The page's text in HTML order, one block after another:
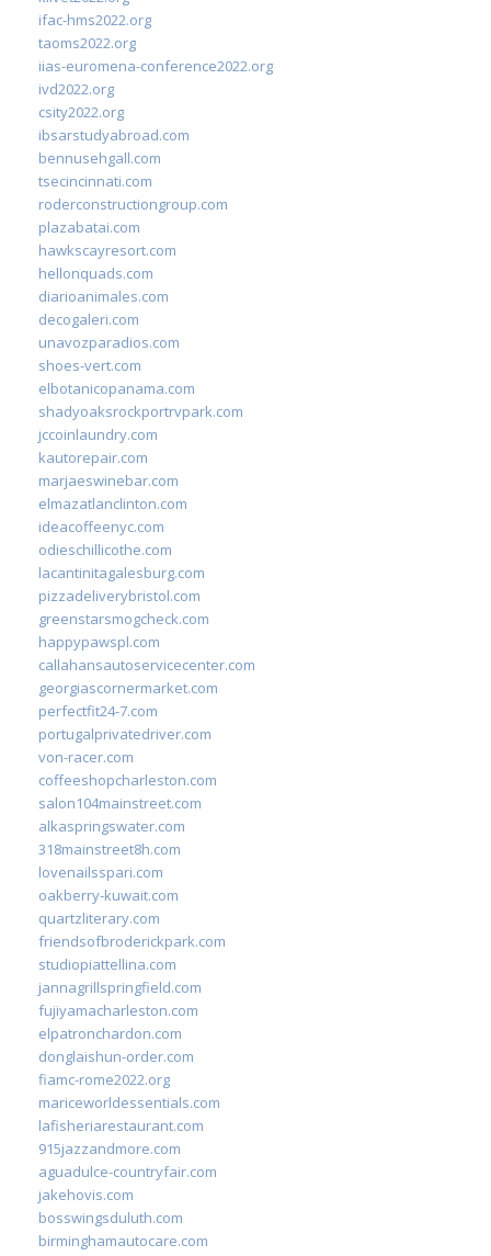
ifac-hms2022.org
taoms2022.org
iias-euromena-conference2022.org
ivd2022.org
csity2022.org
ibsarstudyabroad.com
bennusehgall.com
tsecincinnati.com
roderconstructiongroup.com
plazabatai.com
hawkscayresort.com
hellonquads.com
diarioanimales.com
decogaleri.com
unavozparadios.com
shoes-vert.com
elbotanicopanama.com
shadyoaksrockportrvpark.com
jccoinlaundry.com
kautorepair.com
marjaeswinebar.com
elmazatlanclinton.com
ideacoffeenyc.com
odieschillicothe.com
lacantinitagalesburg.com
pizzadeliverybristol.com
greenstarsmogcheck.com
happypawspl.com
callahansautoservicecenter.com
georgiascornermarket.com
perfectfit24-7.com
portugalprivatedriver.com
von-racer.com
coffeeshopcharleston.com
salon104mainstreet.com
alkaspringswater.com
318mainstreet8h.com
lovenailsspari.com
oakberry-kuwait.com
quartzliterary.com
friendsofbroderickpark.com
studiopiattellina.com
jannagrillspringfield.com
fujiyamacharleston.com
elpatronchardon.com
donglaishun-order.com
fiamc-rome2022.org
mariceworldessentials.com
lafisheriarestaurant.com
915jazzandmore.com
aguadulce-countryfair.com
jakehovis.com
bosswingsduluth.com
birminghamautocare.com